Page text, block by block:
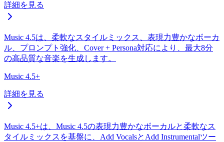
詳細を見る
Music 4.5は、柔軟なスタイルミックス、表現力豊かなボーカ
ル、プロンプト強化、Cover + Persona対応により、最大8分
の高品質な音楽を生成します。
Music 4.5+
詳細を見る
Music 4.5+は、Music 4.5の表現力豊かなボーカルと柔軟なス
タイルミックスを基盤に、Add VocalsとAdd Instrumentalツー